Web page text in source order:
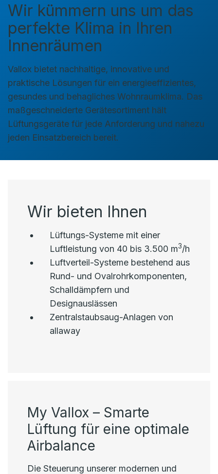
Wir kümmern uns um das
perfekte Klima in Ihren
Innenräumen
Vallox bietet nachhaltige, innovative und
praktische Lösungen für ein energieeffizientes,
gesundes und behagliches Wohnraumklima. Das
maßgeschneiderte Gerätesortiment hält
Lüftungsgeräte für jede Anforderung und nahezu
jeden Einsatzbereich bereit.
Wir bieten Ihnen
Lüftungs-Systeme mit einer
Luftleistung von 40 bis 3.500 m3/h
Luftverteil-Systeme bestehend aus
Rund- und Ovalrohrkomponenten,
Schalldämpfern und
Designauslässen
Zentralstaubsaug-Anlagen von
allaway
My Vallox – Smarte
Lüftung für eine optimale
Airbalance
Die Steuerung unserer modernen und